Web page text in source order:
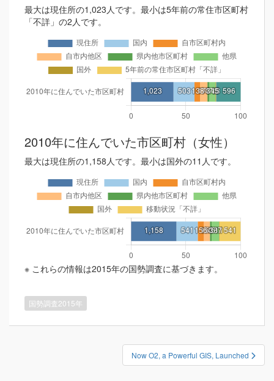
最大は現住所の1,023人です。最小は5年前の常住市区町村
「不詳」の2人です。
2010年に住んでいた市区町村（女性）
最大は現住所の1,158人です。最小は国外の11人です。
※ これらの情報は2015年の国勢調査に基づきます。
国勢調査2015年
Now O2, a Powerful GIS, Launched